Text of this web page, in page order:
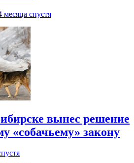
месяца спустя
вынес решение
«собачьему» закону